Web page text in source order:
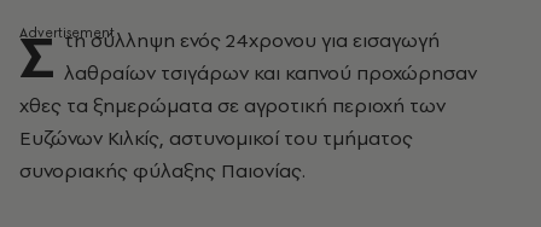
Σ τη σύλληψη ενός 24χρονου για εισαγωγή
λαθραίων τσιγάρων και καπνού προχώρησαν
χθες τα ξημερώματα σε αγροτική περιοχή των
Ευζώνων Κιλκίς, αστυνομικοί του τμήματος
συνοριακής φύλαξης Παιονίας.